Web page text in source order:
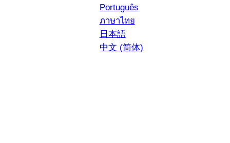
Português
ภาษาไทย
日本語
中文 (简体)